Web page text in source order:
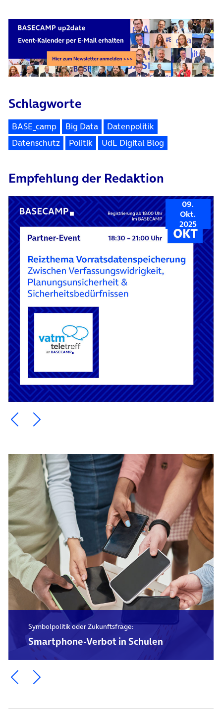
Schlagworte
BASE_camp Big Data
Datenpolitik
Datenschutz
Politik UdL Digital Blog
Empfehlung der Redaktion
09.
Okt.
2025
Ein Element zurück blättern
Ein Element weiter blättern
Symbolpolitik oder Zukunftsfrage:
Smartphone-Verbot in Schulen
Ein Element zurück blättern
Ein Element weiter blättern